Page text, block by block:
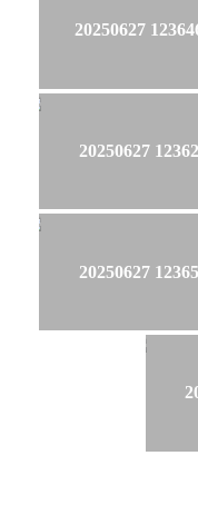
20250627
20250627
20250627